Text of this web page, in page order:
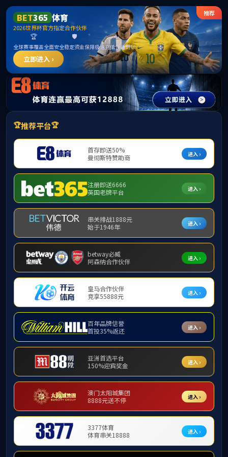
j9国际站(中国)集团官网
导航菜单
学院新闻
首页 学院新闻
2026-01-24
浦发成型焊片（常州）有限公司来学院考察调研 2025-12-30
J9国际承办2025年度江苏省复合材料学会水泥基复合材料专业委员会年会暨“锚定十五五新蓝图 聚力水泥基材料高端化发展”学术交流会 2025-12-18
2025-12-14
2025-12-14
材料学院赴中国科学院宁波材料所调研 2025-11-26
2025-11-17
“百十弦歌·材韵新章”材子风采展 2025-11-04